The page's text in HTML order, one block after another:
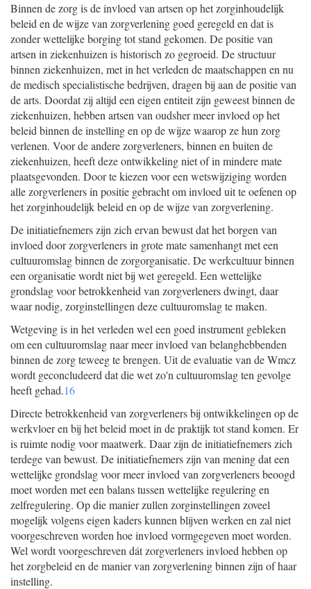
Binnen de zorg is de invloed van artsen op het zorginhoudelijk
beleid en de wijze van zorgverlening goed geregeld en dat is
zonder wettelijke borging tot stand gekomen. De positie van
artsen in ziekenhuizen is historisch zo gegroeid. De structuur
binnen ziekenhuizen, met in het verleden de maatschappen en nu
de medisch specialistische bedrijven, dragen bij aan de positie van
de arts. Doordat zij altijd een eigen entiteit zijn geweest binnen de
ziekenhuizen, hebben artsen van oudsher meer invloed op het
beleid binnen de instelling en op de wijze waarop ze hun zorg
verlenen. Voor de andere zorgverleners, binnen en buiten de
ziekenhuizen, heeft deze ontwikkeling niet of in mindere mate
plaatsgevonden. Door te kiezen voor een wetswijziging worden
alle zorgverleners in positie gebracht om invloed uit te oefenen op
het zorginhoudelijk beleid en op de wijze van zorgverlening.
De initiatiefnemers zijn zich ervan bewust dat het borgen van
invloed door zorgverleners in grote mate samenhangt met een
cultuuromslag binnen de zorgorganisatie. De werkcultuur binnen
een organisatie wordt niet bij wet geregeld. Een wettelijke
grondslag voor betrokkenheid van zorgverleners dwingt, daar
waar nodig, zorginstellingen deze cultuuromslag te maken.
Wetgeving is in het verleden wel een goed instrument gebleken
om een cultuuromslag naar meer invloed van belanghebbenden
binnen de zorg teweeg te brengen. Uit de evaluatie van de Wmcz
wordt geconcludeerd dat die wet zo'n cultuuromslag ten gevolge
heeft gehad.16
Directe betrokkenheid van zorgverleners bij ontwikkelingen op de
werkvloer en bij het beleid moet in de praktijk tot stand komen. Er
is ruimte nodig voor maatwerk. Daar zijn de initiatiefnemers zich
terdege van bewust. De initiatiefnemers zijn van mening dat een
wettelijke grondslag voor meer invloed van zorgverleners beoogd
moet worden met een balans tussen wettelijke regulering en
zelfregulering. Op die manier zullen zorginstellingen zoveel
mogelijk volgens eigen kaders kunnen blijven werken en zal niet
voorgeschreven worden hoe invloed vormgegeven moet worden.
Wel wordt voorgeschreven dát zorgverleners invloed hebben op
het zorgbeleid en de manier van zorgverlening binnen zijn of haar
instelling.